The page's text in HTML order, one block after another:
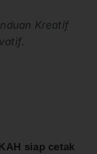
Kreatif
.
siap cetak